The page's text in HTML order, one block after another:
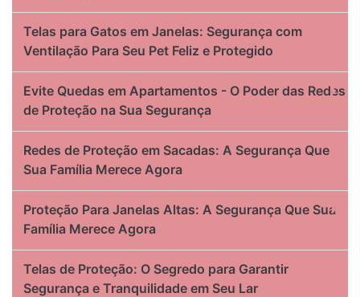
Telas para Gatos em Janelas: Segurança com
Ventilação Para Seu Pet Feliz e Protegido
Evite Quedas em Apartamentos - O Poder das Redes
de Proteção na Sua Segurança
Redes de Proteção em Sacadas: A Segurança Que
Sua Família Merece Agora
Proteção Para Janelas Altas: A Segurança Que Sua
Família Merece Agora
Telas de Proteção: O Segredo para Garantir
Segurança e Tranquilidade em Seu Lar